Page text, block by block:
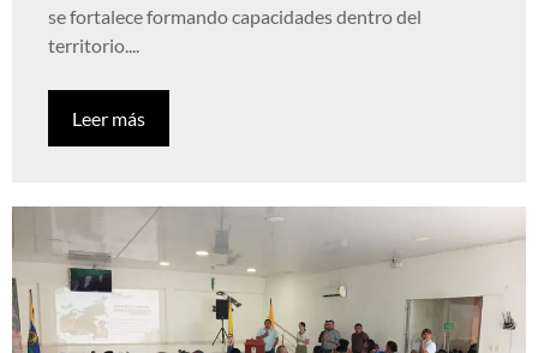
se fortalece formando capacidades dentro del
territorio....
Leer más